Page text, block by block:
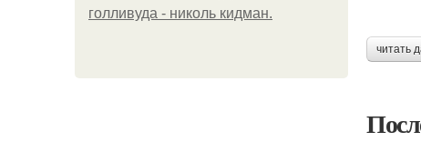
голливуда - николь кидман.
читать